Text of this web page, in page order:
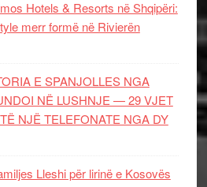
Hotels & Resorts në Shqipëri:
merr formë në Rivierën
E SPANJOLLES NGA
NË LUSHNJE — 29 VJET
NJË TELEFONATE NGA DY
Lleshi për lirinë e Kosovës